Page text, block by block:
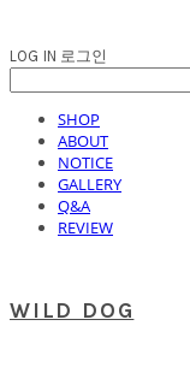
LOG IN 로그인
SHOP
ABOUT
NOTICE
GALLERY
Q&A
REVIEW
WILD DOG